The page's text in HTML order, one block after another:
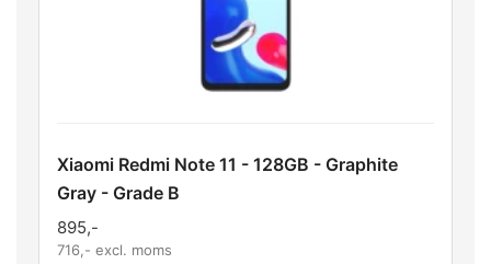
Xiaomi Redmi Note 11 - 128GB - Graphite
Gray - Grade B
895,-
716 ,- excl. moms